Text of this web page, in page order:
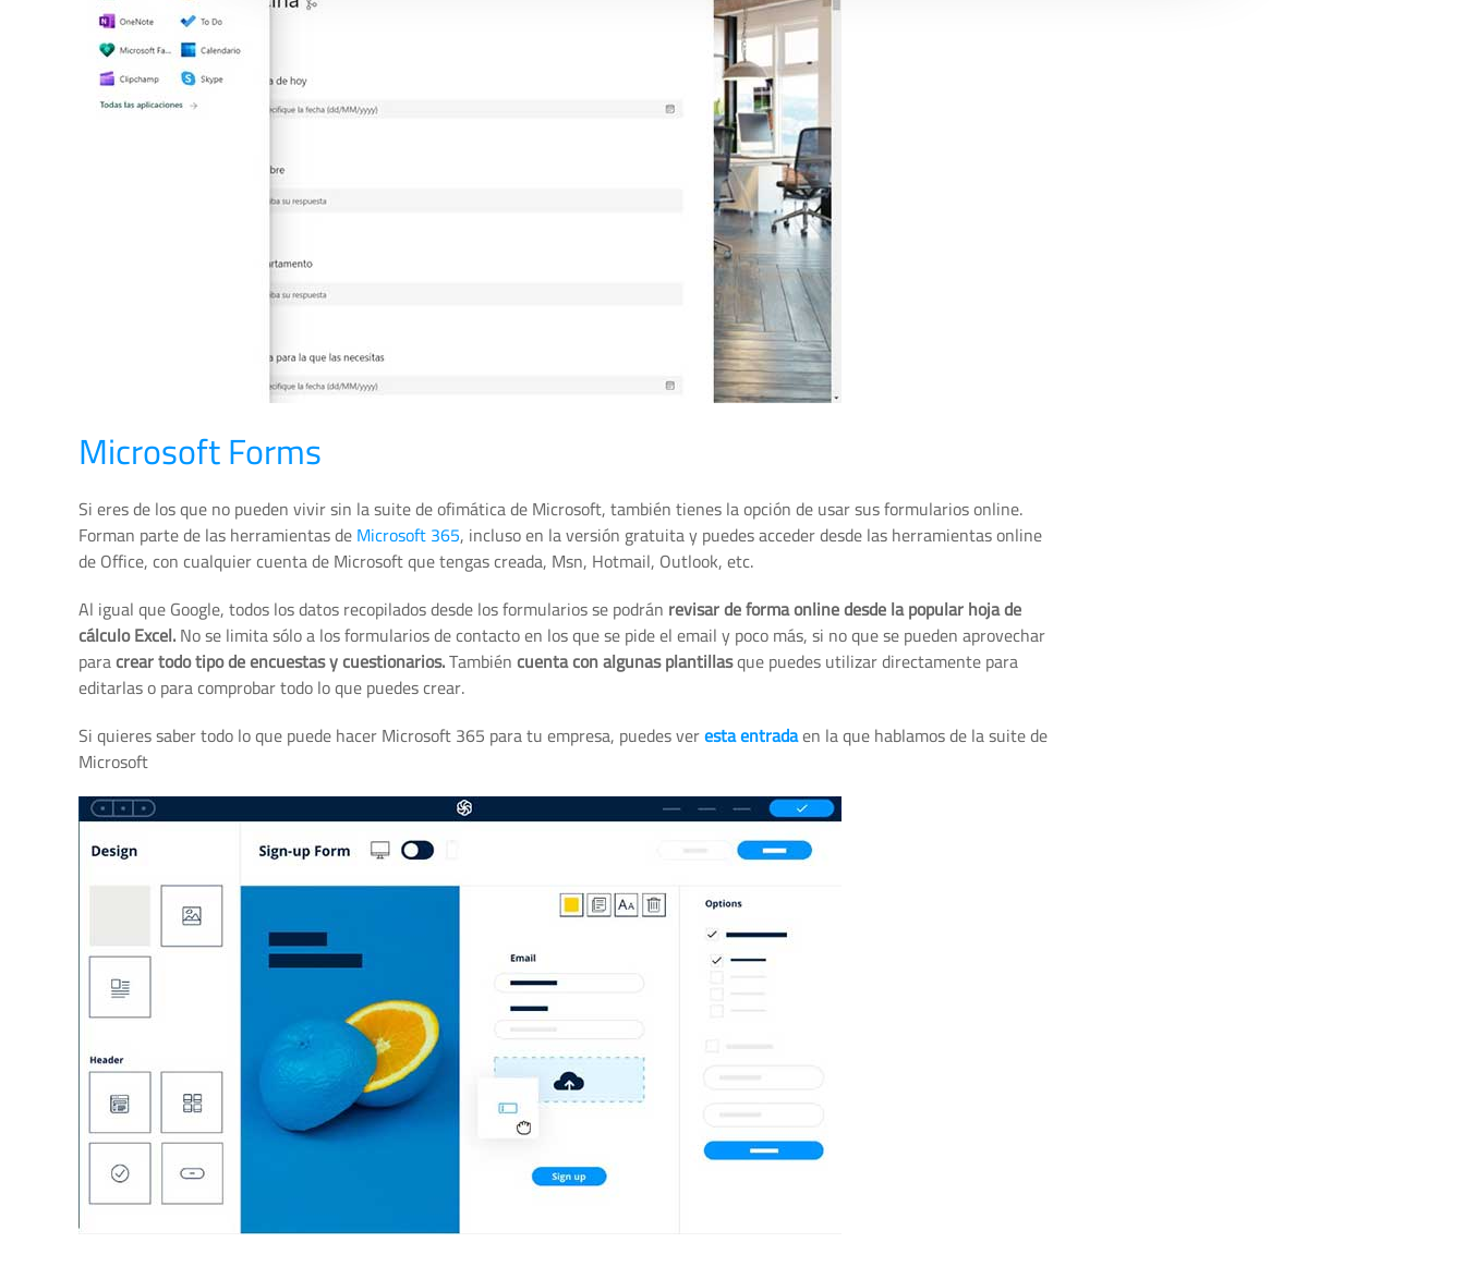
Microsoft Forms
Si eres de los que no pueden vivir sin la suite de ofimática de Microsoft, también tienes la opción de usar sus formularios online.
Forman parte de las herramientas deMicrosoft 365, incluso en la versión gratuita y puedes acceder desde las herramientas online
de Office, con cualquier cuenta de Microsoft que tengas creada, Msn, Hotmail, Outlook, etc.
Al igual que Google, todos los datos recopilados desde los formularios se podrán revisar de forma online desde la popular hoja de
cálculo Excel.No se limita sólo a los formularios de contacto en los que se pide el email y poco más, si no que se pueden aprovechar
paracrear todo tipo de encuestas y cuestionarios.Tambiéncuenta con algunas plantillasque puedes utilizar directamente para
editarlas o para comprobar todo lo que puedes crear.
Si quieres saber todo lo que puede hacer Microsoft 365 para tu empresa, puedes veresta entradaen la que hablamos de la suite de
Microsoft